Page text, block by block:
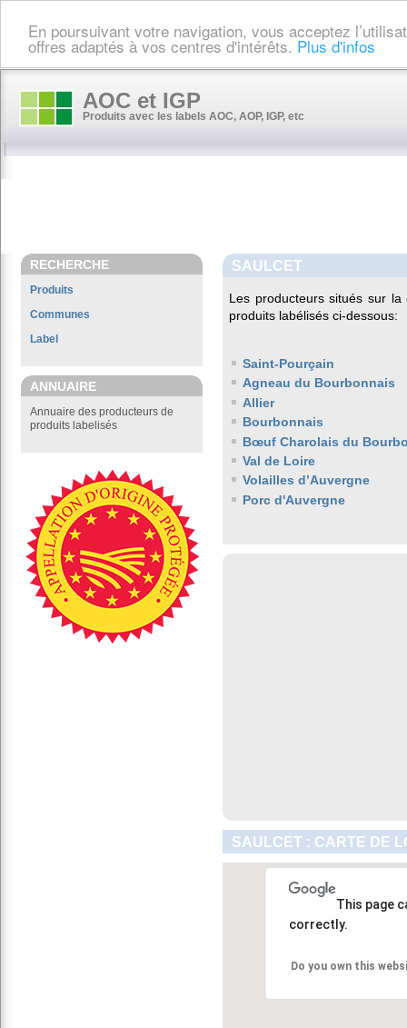
En poursuivant votre navigation, vous acceptez
offres adaptés à vos centres d'intérêts. Plus d'infos
AOC et IGP
Produits avec les labels AOC, AOP, IGP, etc
RECHERCHE
Produits
Communes
Label
ANNUAIRE
Annuaire des producteurs de
produits labelisés
SAULCET
Les producteurs situés sur
produits labélisés ci-dessous:
Saint-Pourçain
Agneau du Bourbonnais
Allier
Bourbonnais
Bœuf Charolais du
Val de Loire
Volailles d’Auvergne
Porc d'Auvergne
SAULCET : CARTE DE
This page
correctly.
Do you own this